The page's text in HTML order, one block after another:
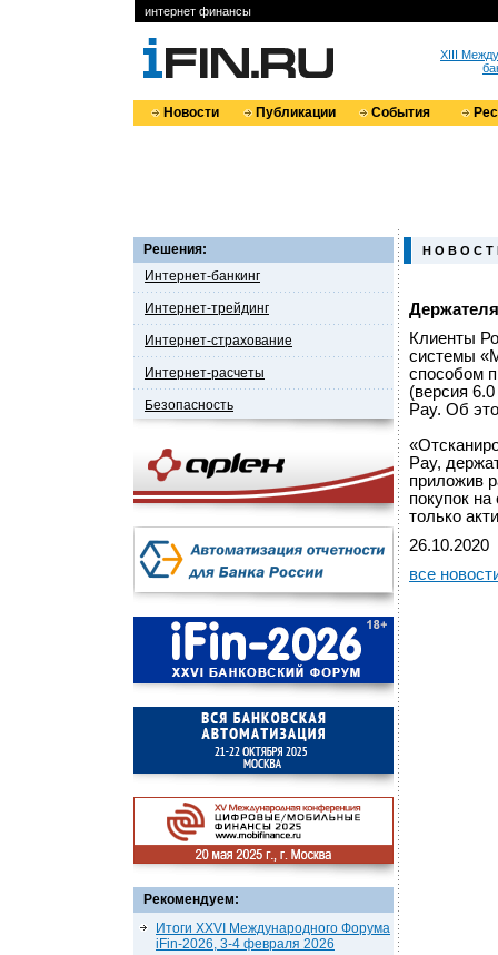
интернет финансы
XIII
Новости Публикации События
Решения:
Интернет-банкинг
Интернет-трейдинг
Интернет-страхование
Интернет-расчеты
Безопасность
Рекомендуем:
Итоги XXVI Международного Форума
iFin-2026, 3-4 февраля 2026
Н О В О С Т
Клиенты
системы
способом
(версия
Pay. Об
Pay,
приложив
покупок
только
26.10.2020
все